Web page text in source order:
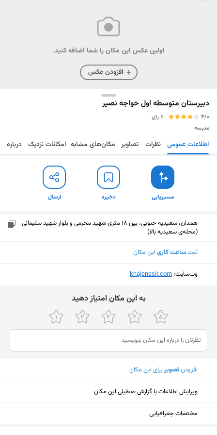
اولین عکس این مکان را شما اضافه کنید.
افزودن عکس
دبیرستان متوسطه اول خواجه نصیر
4/0
2 رای
مدرسه
مسیریابی ذخیره ارسال اطلاعات عمومی نظرات تصاویر مکان‌های مشابه امکانات نزدیک درباره
مسیریابی ذخیره ارسال
همدان، سعیدیه جنوبی، بین 18 متری شهید محرمی و بلوار شهید سلیمانی
(محله‌ی سعيدیه بالا)
ثبتساعت کاری این مکان
وب‌سایت: ‎khajenasir.com
ﺑﻪ اﯾﻦ ﻣﮑﺎن اﻣﺘﯿﺎز دﻫﯿﺪ
افزودنتصویربرای این مکان
ویرایش اطلاعات یا گزارش تعطیلی این مکان
مختصات جغرافیایی